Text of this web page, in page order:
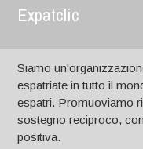
Expatclic
Siamo
espatriate in tutto il
espatri. Promuoviamo
sostegno reciproco,
positiva.